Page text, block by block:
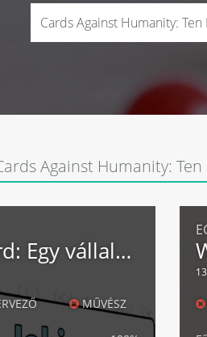
Against Humanity:
Joking Hazard: Egy vállalhatatlan kártyajáték
MŰVÉSZ